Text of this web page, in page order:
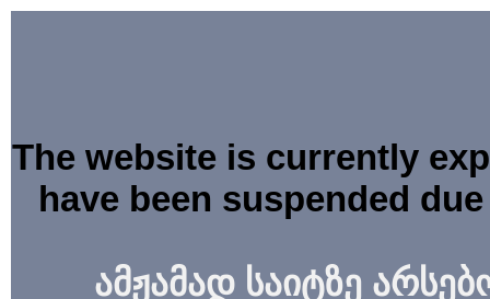
The website is currently
have been suspended
ამჟამად საიტზე